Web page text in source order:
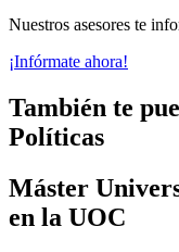
Nuestros asesores te
¡Infórmate ahora!
También te
Políticas
Máster
en la UOC